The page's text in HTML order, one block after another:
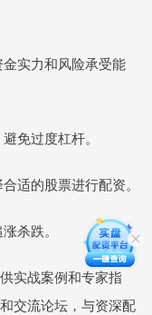
实力和风险承受能
免过度杠杆。
适的股票进行配资。
杀跌。
实战案例和专家指
交流论坛，与资深配